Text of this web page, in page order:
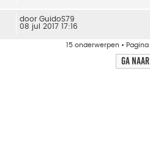
door GuidoS79
08 jul 2017 17:16
15 onderwerpen • Pagina
Ga naar